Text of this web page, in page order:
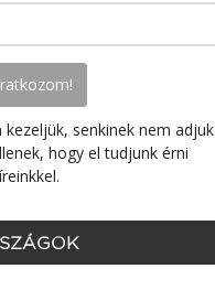
senkinek nem adjuk
hogy el tudjunk érni